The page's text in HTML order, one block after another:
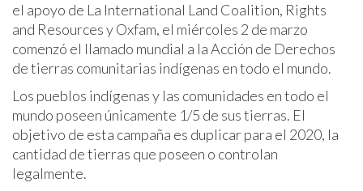
el apoyo de La International Land Coalition, Rights
and Resources y Oxfam, el miércoles 2 de marzo
comenzó el llamado mundial a la Acción de Derechos
de tierras comunitarias indígenas en todo el mundo.
Los pueblos indígenas y las comunidades en todo el
mundo poseen únicamente 1/5 de sus tierras. El
objetivo de esta campaña es duplicar para el 2020, la
cantidad de tierras que poseen o controlan
legalmente.